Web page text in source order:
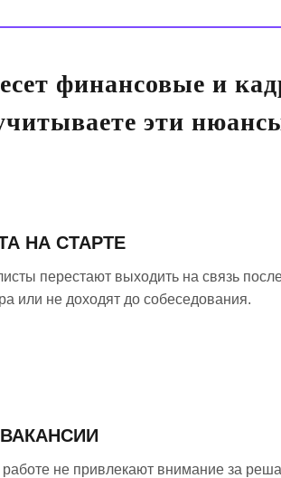
финансовые и
эти
НА СТАРТЕ
перестают выходить на связь
или не доходят до собеседования.
не привлекают внимание за